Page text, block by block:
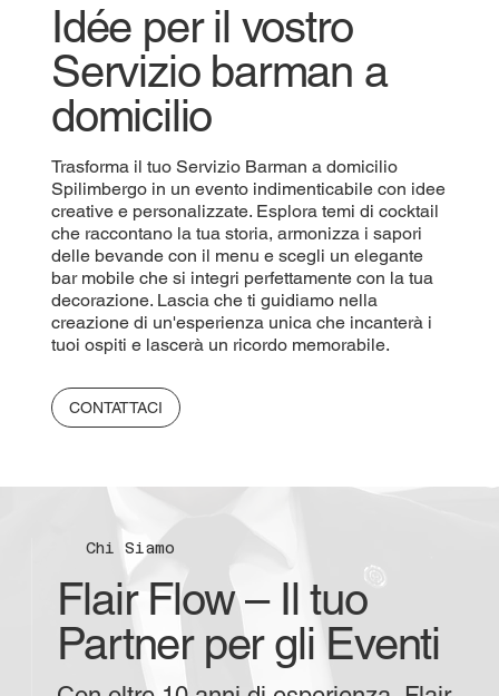
Idée per il vostro
Servizio barman a
domicilio
Trasforma il tuo Servizio Barman a domicilio
Spilimbergo in un evento indimenticabile con idee
creative e personalizzate. Esplora temi di cocktail
che raccontano la tua storia, armonizza i sapori
delle bevande con il menu e scegli un elegante
bar mobile che si integri perfettamente con la tua
decorazione. Lascia che ti guidiamo nella
creazione di un'esperienza unica che incanterà i
tuoi ospiti e lascerà un ricordo memorabile.
CONTATTACI
Chi Siamo
Flair Flow – Il tuo
Partner per gli Eventi